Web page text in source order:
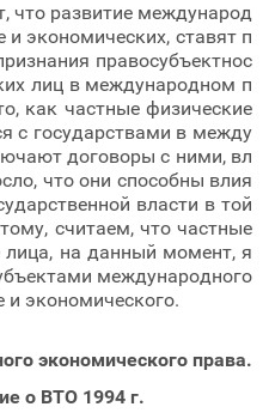
что развитие международ
экономических, ставят п
правосубъектнос
лиц в международном п
как частные физические
с государствами в между
договоры с ними, вл
что они способны влия
власти в той
считаем, что частные
на данный момент, я
международного
и экономического.
экономического права.
о ВТО 1994 г.